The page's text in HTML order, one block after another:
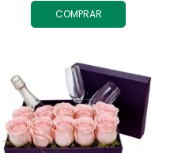
COMPRAR